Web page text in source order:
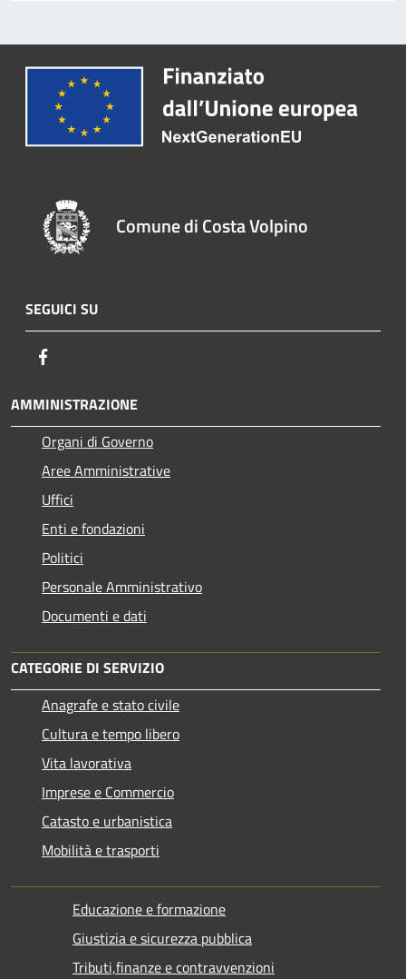
Comune di Costa Volpino
SEGUICI SU
AMMINISTRAZIONE
Organi di Governo
Aree Amministrative
Uffici
Enti e fondazioni
Politici
Personale Amministrativo
Documenti e dati
CATEGORIE DI SERVIZIO
Anagrafe e stato civile
Cultura e tempo libero
Vita lavorativa
Imprese e Commercio
Catasto e urbanistica
Mobilità e trasporti
Educazione e formazione
Giustizia e sicurezza pubblica
Tributi,finanze e contravvenzioni